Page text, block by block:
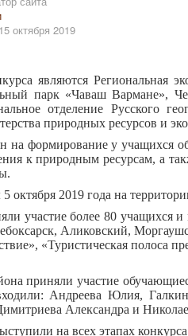
октября 2019
являются Региональная
парк «Чаваш Вармане»,
отделение Русского
природных ресурсов и
на формирование у учащихся
к природным ресурсам, а
октября 2019 года на
участие более 80 учащихся
Аликовский,
«Туристическая полоса
приняли участие
Андреева Юлия,
Александра и
на всех этапах